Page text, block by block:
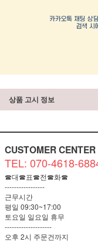
상품 고시 정보
CUSTOMER CENTER
TEL: 070-4618-
☎대☎표☎전☎화☎
-----------------
근무시간
평일 09:30~17:00
토요일 일요일 휴무
--------------------
오후 2시 주문건까지